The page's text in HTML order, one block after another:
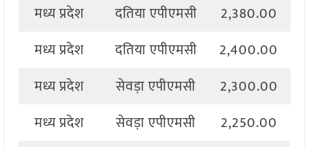
मध्य प्रदेश
दतिया एपीएमसी 2,380.00
मध्य प्रदेश
दतिया एपीएमसी 2,400.00
मध्य प्रदेश
सेवड़ा एपीएमसी 2,300.00
मध्य प्रदेश
सेवड़ा एपीएमसी 2,250.00